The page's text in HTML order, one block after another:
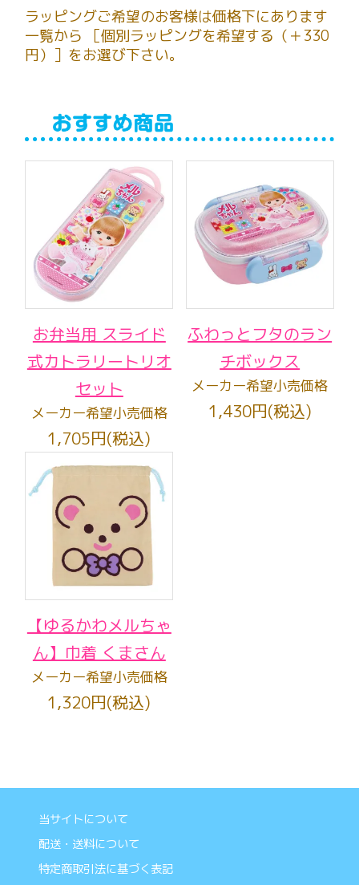
ラッピングご希望のお客様は価格下にあります
一覧から ［個別ラッピングを希望する（＋330
円）］をお選び下さい。
お弁当用 スライド
式カトラリートリオ
セット
メーカー希望小売価格
1,705円(税込)
ふわっとフタのラン
チボックス
メーカー希望小売価格
1,430円(税込)
【ゆるかわメルちゃ
ん】巾着 くまさん
メーカー希望小売価格
1,320円(税込)
当サイトについて
配送・送料について
特定商取引法に基づく表記